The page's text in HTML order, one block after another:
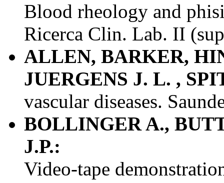
Blood rheology and
Ricerca Clin. Lab. II
ALLEN, BARKER,
JUERGENS J. L. ,
vascular diseases.
BOLLINGER A.,
J.P.:
Video-tape